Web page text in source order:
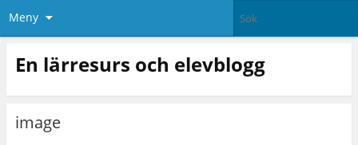
Meny
En lärresurs och elevblogg
image